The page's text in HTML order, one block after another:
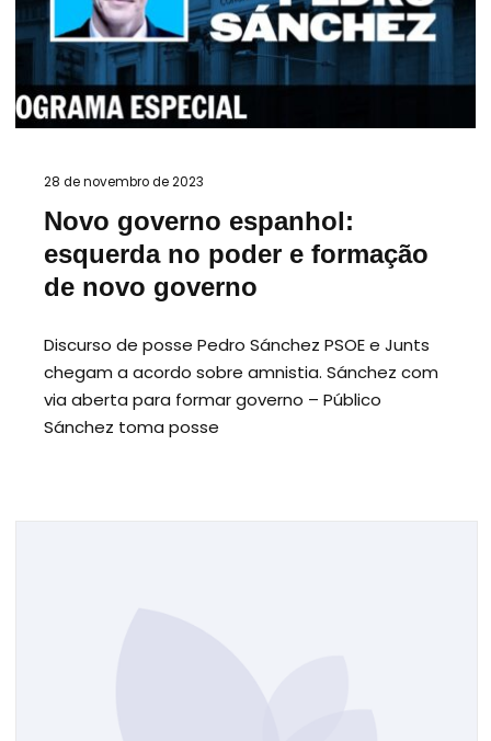
28 de novembro de 2023
Novo governo espanhol:
esquerda no poder e formação
de novo governo
Discurso de posse Pedro Sánchez PSOE e Junts
chegam a acordo sobre amnistia. Sánchez com
via aberta para formar governo – Público
Sánchez toma posse